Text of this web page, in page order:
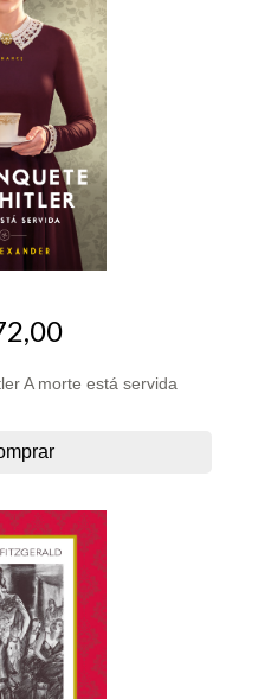
A morte está servida